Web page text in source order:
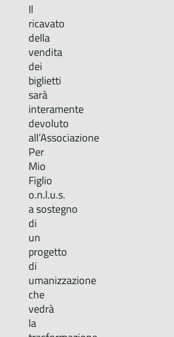
Il
ricavato
della
vendita
dei
biglietti
sarà
interamente
devoluto
all’Associazione
Per
Mio
Figlio
o.n.l.u.s.
a sostegno
di
un
progetto
di
umanizzazione
che
vedrà
la